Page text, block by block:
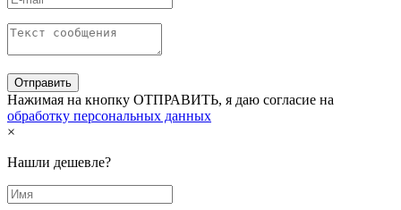
Нажимая на кнопку ОТПРАВИТЬ, я даю согласие на
обработку персональных данных
×
Нашли дешевле?